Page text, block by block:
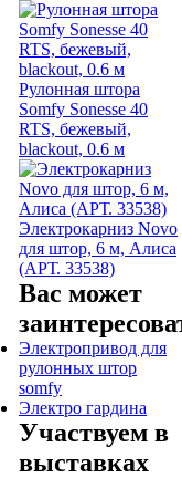
Рулонная штора
Somfy Sonesse 40
RTS, бежевый,
blackout, 0.6 м
Электрокарниз Novo
для штор, 6 м, Алиса
(АРТ. 33538)
Вас может
Электропривод для
рулонных штор
somfy
Электро гардина
Участвуем в
выставках